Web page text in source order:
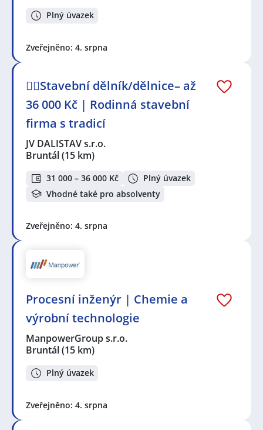
Plný úvazek
Zveřejněno: 4. srpna
👷‍♂️Stavební dělník/dělnice– až
36 000 Kč | Rodinná stavební
firma s tradicí
JV DALISTAV s.r.o.
Bruntál(15 km)
31 000 – 36 000 Kč
Plný úvazek
Vhodné také pro absolventy
Zveřejněno: 4. srpna
Procesní inženýr | Chemie a
výrobní technologie
ManpowerGroup s.r.o.
Bruntál(15 km)
Plný úvazek
Zveřejněno: 4. srpna